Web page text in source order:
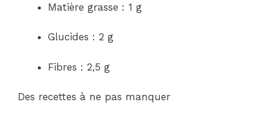
Matière grasse : 1 g
Glucides : 2 g
Fibres : 2,5 g
Des recettes à ne pas manquer